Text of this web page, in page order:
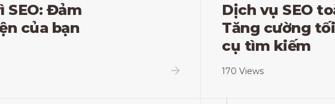
SEO: Đảm
của bạn
Dịch vụ SEO
Tăng cường
cụ tìm kiếm
170 Views